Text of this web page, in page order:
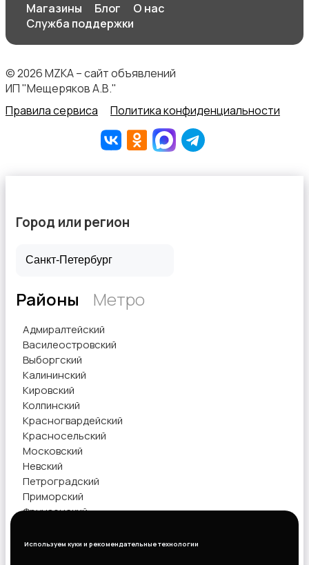
Перевозки, склад, закупки
Продажи
Производство
Сельское хозяйство
Магазины Блог
О нас
Служба поддержки
© 2026 MZKA – сайт объявлений
ИП "Мещеряков А.В."
Правила сервиса
Политика конфиденциальности
Используем куки и рекомендательные технологии
Город или регион
Районы Метро
Адмиралтейский
Василеостровский
Выборгский
Калининский
Кировский
Колпинский
Красногвардейский
Красносельский
Московский
Невский
Петроградский
Приморский
Фрунзенский
Показать объявления